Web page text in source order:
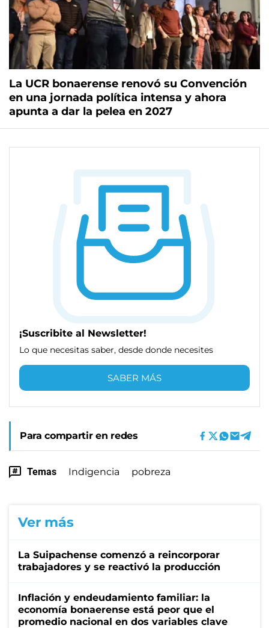
La UCR bonaerense renovó su Convención
en una jornada política intensa y ahora
apunta a dar la pelea en 2027
¡Suscribite al Newsletter!
Lo que necesitas saber, desde donde necesites
SABER MÁS
Para compartir en redes
Temas Indigencia pobreza
Ver más
La Suipachense comenzó a reincorporar
trabajadores y se reactivó la producción
Inflación y endeudamiento familiar: la
economía bonaerense está peor que el
promedio nacional en dos variables clave